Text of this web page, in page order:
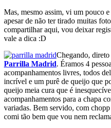
Mas, mesmo assim, vi um pouco
apesar de não ter tirado muitas
compartilhar aqui, vou deixar
vale a dica :D
Chegando,
Parrilla Madrid. Éramos 4
acompanhamentos livres, todos
incrível e um purê de queijo que
queijo meia cura que é
acompanhamentos para a chapa
variadas. Bem servido, com
comi tão bem que vou nem